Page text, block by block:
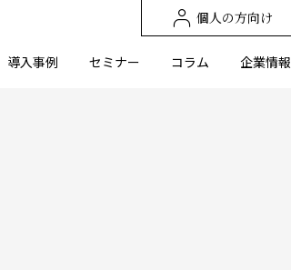
個人の方向け
導入事例 セミナー コラム 企業情報